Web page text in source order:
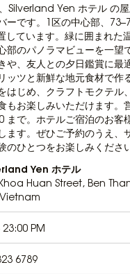
Silverland Yen ホテル の
ーです。1区の中心部、
しています。緑に囲まれた
部のパノラマビューを一望
や、友人との夕日鑑賞に最
ッツと新鮮な地元食材で作
はじめ、クラフトモクテル
もお楽しみいただけます。
まで。ホテルご宿泊のお客
ます。ぜひご予約のうえ、
のひとつをお楽しみください
Yen ホテル
Huan Street, Ben
PM
6789